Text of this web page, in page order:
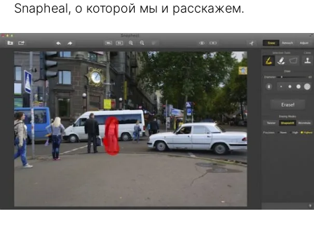
Snapheal, о которой мы и расскажем.